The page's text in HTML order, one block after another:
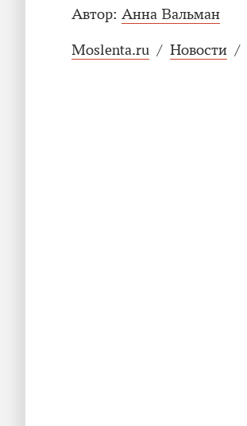
Автор: Анна Вальман
Moslenta.ru / Новости /